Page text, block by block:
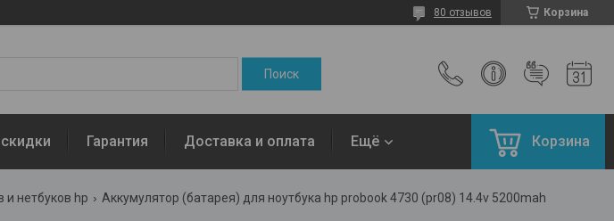
Корзина
80 отзывов
Гарантия Доставка и оплата Ещё Корзина
и нетбуков hp Аккумулятор (батарея) для ноутбука hp probook 4730 (pr08) 14.4v 5200mah